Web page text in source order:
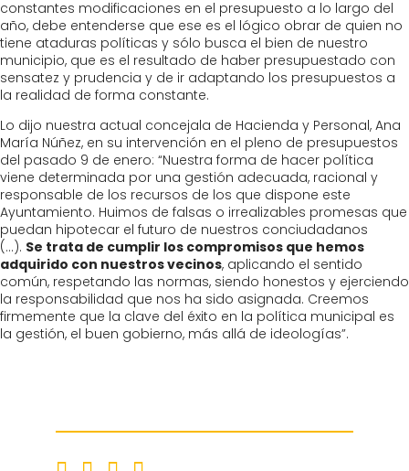
constantes modificaciones en el presupuesto a lo largo del
año, debe entenderse que ese es el lógico obrar de quien no
tiene ataduras políticas y sólo busca el bien de nuestro
municipio, que es el resultado de haber presupuestado con
sensatez y prudencia y de ir adaptando los presupuestos a
la realidad de forma constante.
Lo dijo nuestra actual concejala de Hacienda y Personal, Ana
María Núñez, en su intervención en el pleno de presupuestos
del pasado 9 de enero: “Nuestra forma de hacer política
viene determinada por una gestión adecuada, racional y
responsable de los recursos de los que dispone este
Ayuntamiento. Huimos de falsas o irrealizables promesas que
puedan hipotecar el futuro de nuestros conciudadanos
(…). Se trata de cumplir los compromisos que hemos
adquirido con nuestros vecinos, aplicando el sentido
común, respetando las normas, siendo honestos y ejerciendo
la responsabilidad que nos ha sido asignada. Creemos
firmemente que la clave del éxito en la política municipal es
la gestión, el buen gobierno, más allá de ideologías”.